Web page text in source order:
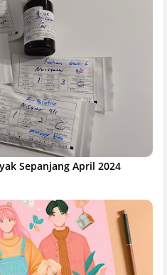
Sepanjang April 2024